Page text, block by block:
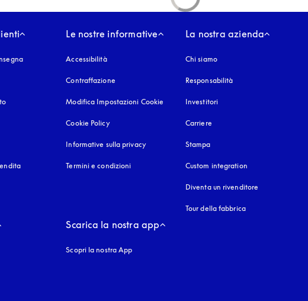
Le nostre informative
Accessibilitàsi apre in una nuova finestra
Contraffazione si apre in una nuova finestra
Modifica Impostazioni Cookie
Cookie Policysi apre in una nuova finestra
Informative sulla privacysi apre in una nuova finestra
Termini e condizioni
La nostra azienda
Chi siamo
Responsabilità
Investitori
Carriere
Stampa
Custom integration
Diventa un rivenditore
Tour della fabbrica
Scarica la nostra app
Scopri la nostra App